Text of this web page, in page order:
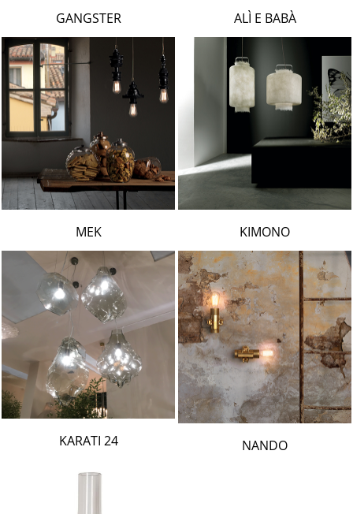
PORSCHE
CATELLANI & SMITH
VIABIZZUNO
ALÌ E BABÀ
GANGSTER
KIMONO
MEK
NANDO
24 KARATI